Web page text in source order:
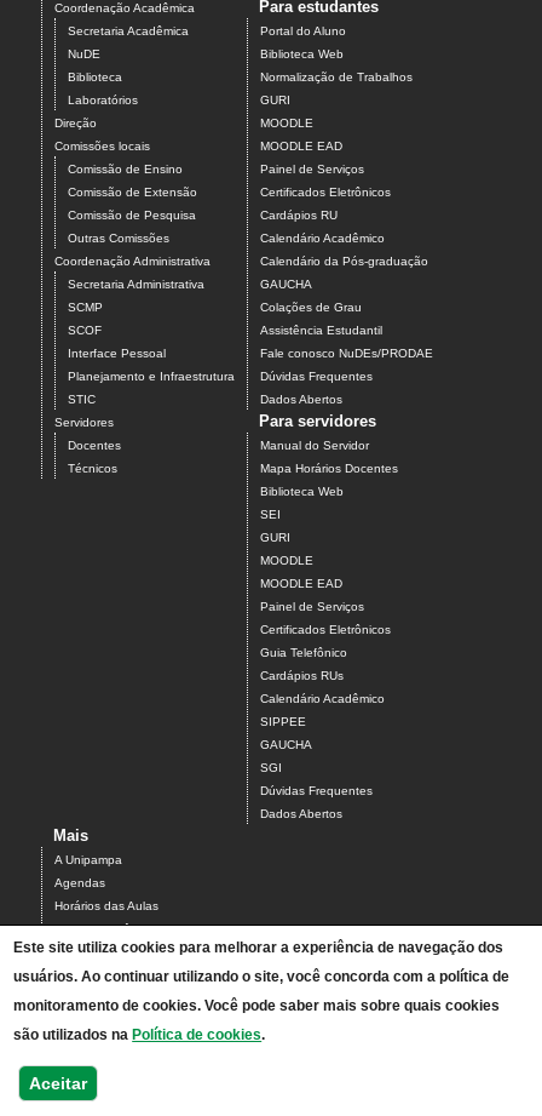
Coordenação Acadêmica
Secretaria Acadêmica
NuDE
Biblioteca
Laboratórios
Direção
Comissões locais
Comissão de Ensino
Comissão de Extensão
Comissão de Pesquisa
Outras Comissões
Coordenação Administrativa
Secretaria Administrativa
SCMP
SCOF
Interface Pessoal
Planejamento e Infraestrutura
STIC
Servidores
Docentes
Técnicos
Para estudantes
Portal do Aluno
Biblioteca Web
Normalização de Trabalhos
GURI
MOODLE
MOODLE EAD
Painel de Serviços
Certificados Eletrônicos
Cardápios RU
Calendário Acadêmico
Calendário da Pós-graduação
GAUCHA
Colações de Grau
Assistência Estudantil
Fale conosco NuDEs/PRODAE
Dúvidas Frequentes
Dados Abertos
Para servidores
Manual do Servidor
Mapa Horários Docentes
Biblioteca Web
SEI
GURI
MOODLE
MOODLE EAD
Painel de Serviços
Certificados Eletrônicos
Guia Telefônico
Cardápios RUs
Calendário Acadêmico
SIPPEE
GAUCHA
SGI
Dúvidas Frequentes
Dados Abertos
Mais
A Unipampa
Agendas
Horários das Aulas
Centro Acadêmico do Campus Alegrete
Estrutura Organizacional
PDI 2019-2023
Orientações de segurança
Acesso ao Antigo Portal
Relatórios de Gestão e Planejamento
Bolsistas - processos seletivos
Este site utiliza cookies para melhorar a experiência de navegação dos
usuários. Ao continuar utilizando o site, você concorda com a política de
monitoramento de cookies. Você pode saber mais sobre quais cookies
são utilizados na Política de cookies.
Aceitar